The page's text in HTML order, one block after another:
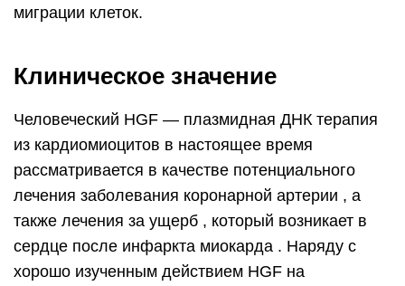
миграции клеток.
Клиническое значение
Человеческий HGF — плазмидная ДНК терапия
из кардиомиоцитов в настоящее время
рассматривается в качестве потенциального
лечения заболевания коронарной артерии , а
также лечения за ущерб , который возникает в
сердце после инфаркта миокарда . Наряду с
хорошо изученным действием HGF на